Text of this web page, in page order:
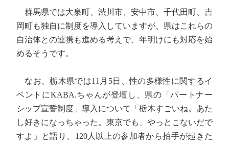
群馬県では大泉町、渋川市、安中市、千代田町、吉
岡町も独自に制度を導入していますが、県はこれらの
自治体との連携も進める考えで、年明けにも対応を始
めるそうです。
なお、栃木県では11月5日、性の多様性に関するイ
ベントにKABA.ちゃんが登壇し、県の「パートナー
シップ宣誓制度」導入について「栃木すごいね。あた
し好きになっちゃった。東京でも、やっとこないだで
すよ」と語り、120人以上の参加者から拍手が起きた